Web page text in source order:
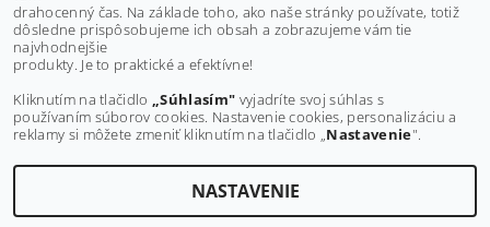
Buďte prvý, kto napíše príspevok k tejto položke.
2026 ©MAXMOTO.SK, všetky práva vyhradenéUpraviť nastavenie cookies
drahocenný čas. Na základe toho, ako naše stránky používate, totiž
dôsledne prispôsobujeme ich obsah a zobrazujeme vám tie
najvhodnejšie
produkty. Je to praktické a efektívne!
Kliknutím na tlačidlo „Súhlasím" vyjadríte svoj súhlas s
používaním súborov cookies. Nastavenie cookies, personalizáciu a
reklamy si môžete zmeniť kliknutím na tlačidlo „Nastavenie".
NASTAVENIE